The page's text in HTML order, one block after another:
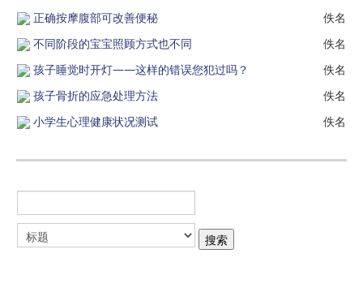
正确按摩腹部可改善便秘
佚名
不同阶段的宝宝照顾方式也不同
佚名
孩子睡觉时开灯——这样的错误您犯过吗？
佚名
孩子骨折的应急处理方法
佚名
小学生心理健康状况测试
佚名